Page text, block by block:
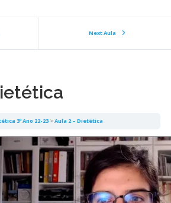
Next Aula
3º Ano 22-23 Aula 2 – Dietética